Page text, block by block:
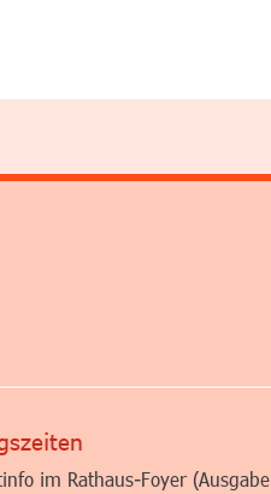
im Rathaus-Foyer (Ausgabe